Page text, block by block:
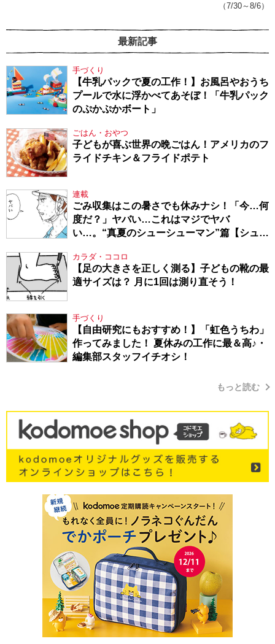
（7/30～8/6）
最新記事
手づくり
【牛乳パックで夏の工作！】お風呂やおうち
プールで水に浮かべてあそぼ！「牛乳パック
のぷかぷかボート」
ごはん・おやつ
子どもが喜ぶ世界の晩ごはん！アメリカのフ
ライドチキン＆フライドポテト
連載
ごみ収集はこの暑さでも休みナシ！「今…何
度だ？」ヤバい…これはマジでヤバ
い…。“真夏のシューシューマン”篇【シュー
カラダ・ココロ
【足の大きさを正しく測る】子どもの靴の最
適サイズは？ 月に1回は測り直そう！
手づくり
【自由研究にもおすすめ！】「虹色うちわ」
作ってみました！ 夏休みの工作に最＆高♪・
編集部スタッフイチオシ！
もっと読む